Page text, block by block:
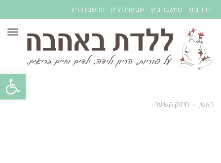
זיהוי ביוץ מחשבון ביוץ שבועות הריון מחשבון הריון
ראשי › חיזוק השיער
פתח